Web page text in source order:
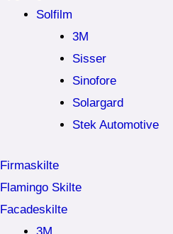
Solfilm
3M
Sisser
Sinofore
Solargard
Stek Automotive
Firmaskilte
Flamingo Skilte
Facadeskilte
3M